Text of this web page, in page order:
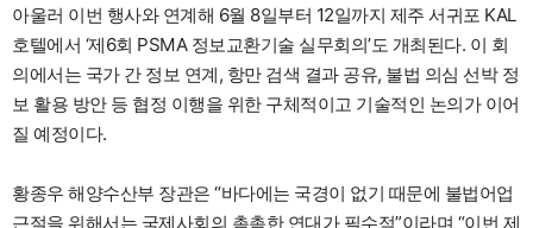
아울러 이번 행사와 연계해 6월 8일부터 12일까지 제주 서귀포 KAL
호텔에서 ‘제6회 PSMA 정보교환기술 실무회의’도 개최된다. 이 회
의에서는 국가 간 정보 연계, 항만 검색 결과 공유, 불법 의심 선박 정
보 활용 방안 등 협정 이행을 위한 구체적이고 기술적인 논의가 이어
질 예정이다.
황종우 해양수산부 장관은 “바다에는 국경이 없기 때문에 불법어업
근절을 위해서는 국제사회의 촘촘한 연대가 필수적”이라며 “이번 제